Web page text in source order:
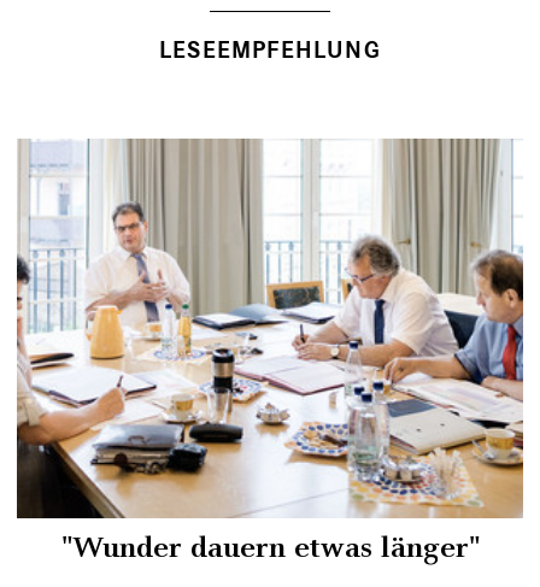
LESEEMPFEHLUNG
"Wunder dauern etwas länger"